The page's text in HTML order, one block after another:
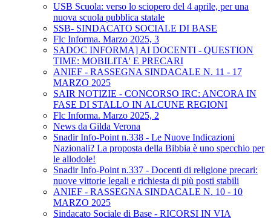
USB Scuola: verso lo sciopero del 4 aprile, per una
nuova scuola pubblica statale
SSB- SINDACATO SOCIALE DI BASE
Flc Informa. Marzo 2025, 3
SADOC INFORMA] AI DOCENTI - QUESTION
TIME: MOBILITA' E PRECARI
ANIEF - RASSEGNA SINDACALE N. 11 - 17
MARZO 2025
SAIR NOTIZIE - CONCORSO IRC: ANCORA IN
FASE DI STALLO IN ALCUNE REGIONI
Flc Informa. Marzo 2025, 2
News da Gilda Verona
Snadir Info-Point n.338 - Le Nuove Indicazioni
Nazionali? La proposta della Bibbia è uno specchio per
le allodole!
Snadir Info-Point n.337 - Docenti di religione precari:
nuove vittorie legali e richiesta di più posti stabili
ANIEF - RASSEGNA SINDACALE N. 10 - 10
MARZO 2025
Sindacato Sociale di Base - RICORSI IN VIA